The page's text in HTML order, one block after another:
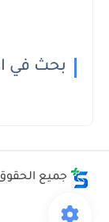
بحث في
جميع